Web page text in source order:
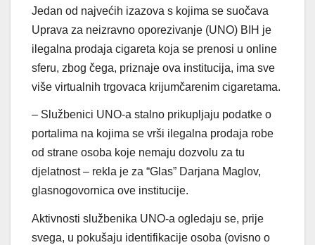
Jedan od najvećih izazova s ​​kojima se suočava
Uprava za neizravno oporezivanje (UNO) BIH je
ilegalna prodaja cigareta koja se prenosi u online
sferu, zbog čega, priznaje ova institucija, ima sve
više virtualnih trgovaca krijumčarenim cigaretama.
– Službenici UNO-a stalno prikupljaju podatke o
portalima na kojima se vrši ilegalna prodaja robe
od strane osoba koje nemaju dozvolu za tu
djelatnost – rekla je za “Glas” Darjana Maglov,
glasnogovornica ove institucije.
Aktivnosti službenika UNO-a ogledaju se, prije
svega, u pokušaju identifikacije osoba (ovisno o